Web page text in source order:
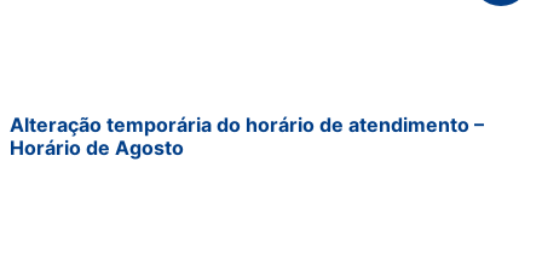
Alteração temporária do horário de atendimento –
Horário de Agosto